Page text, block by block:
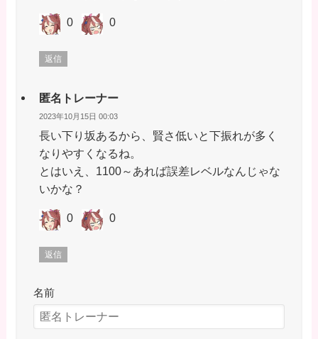
0 0
返信
匿名トレーナー
2023年10月15日 00:03
長い下り坂あるから、賢さ低いと下振れが多く
なりやすくなるね。
とはいえ、1100～あれば誤差レベルなんじゃな
いかな？
0 0
返信
名前